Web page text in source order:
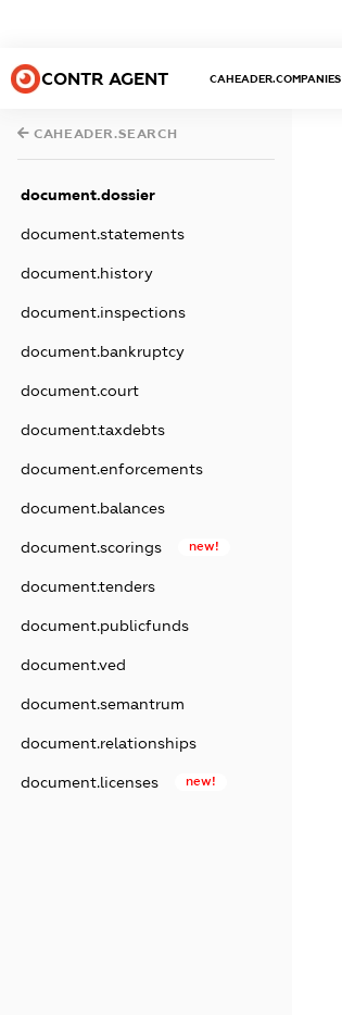
CONTR AGENT CAHEADER.COMPANIES
CAHEADER.SEARCH
document.dossier
document.statements
document.history
document.inspections
document.bankruptcy
document.court
document.taxdebts
document.enforcements
document.balances
document.scorings new!
document.tenders
document.publicfunds
document.ved
document.semantrum
document.relationships
document.licenses new!